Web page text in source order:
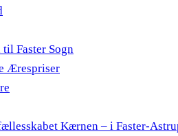
Faster Sogn
Ærespriser
Kærnen – i Faster-